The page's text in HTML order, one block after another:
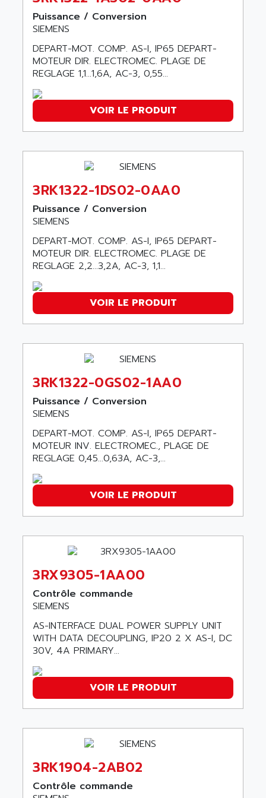
C350 / C370
RAIL SWITCH
SBC
HMI
SIMATIC HMI
SIMATIC OPERATOR PANEL
OPERATOR PANEL
APRIL 2000
APRIL 7000
SMC600
SMC25 et SMC 35
SMC 50 / SMC 600
SMC 600
SMC50 / SMC600
SMC 25 et SMC 35
SMC25 et SMC35
SMC
PB80
WS SERIES
PB200
TSX COMPACT
984 SERIE
SIMODRIVE
TSX21
PB15
SMC500
PLC-5
NC
SERVO MOTOR
PERMANENT MAGNET MOTOR
BSM SERIE
SIMODRIVE 610
SIMOREG
SINUMERIK 800
ABC VISION
ABD
ABL
ABL SURSUM
ABOUTBATTERIE
ABS COMPUTERS
ABS SYSTEM
ABSOCODER
ABUS
ABUS ELECTRONIC
AC
AC AUTOMATION
ACARD
ACB
ACCES
ACCROSSER
ACCU
ACCUCELL
ACCU-SORT SYSTEMS
ACCUTRONICS
ACEDIS
ACERIME
ACI ALPHANUMERIQUE
ACIM JOUANIN
ACINDUCTO
ACKSYS
ACMA
ACOBAL
ACOMEL
ACOOL
ACOPIAN
ACQUIDUC
ACROMAG
ACS MOTION CONTROL
ACTIA
Puissance / Conversion
SIEMENS
DEPART-MOT. COMP. AS-I, IP65 DEPART-
MOTEUR DIR. ELECTROMEC. PLAGE DE
REGLAGE 1,1...1,6A, AC-3, 0,55...
VOIR LE PRODUIT
3RK1322-1DS02-0AA0
Puissance / Conversion
SIEMENS
DEPART-MOT. COMP. AS-I, IP65 DEPART-
MOTEUR DIR. ELECTROMEC. PLAGE DE
REGLAGE 2,2...3,2A, AC-3, 1,1...
VOIR LE PRODUIT
3RK1322-0GS02-1AA0
Puissance / Conversion
SIEMENS
DEPART-MOT. COMP. AS-I, IP65 DEPART-
MOTEUR INV. ELECTROMEC., PLAGE DE
REGLAGE 0,45...0,63A, AC-3,...
VOIR LE PRODUIT
3RX9305-1AA00
Contrôle commande
SIEMENS
AS-INTERFACE DUAL POWER SUPPLY UNIT
WITH DATA DECOUPLING, IP20 2 X AS-I, DC
30V, 4A PRIMARY...
VOIR LE PRODUIT
3RK1904-2AB02
Contrôle commande